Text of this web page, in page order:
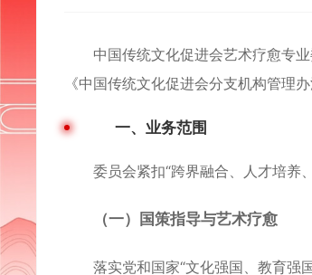
中国传统文化促进会艺术疗愈专业
《中国传统文化促进会分支机构管理
一、业务范围
委员会紧扣“跨界融合、人才培养、
（一）国策指导与艺术疗愈
落实党和国家“文化强国、教育强国